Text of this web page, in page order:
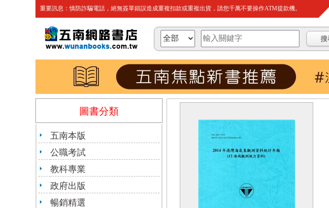
重要訊息：慎防詐騙電話，絕無簽單錯誤造成重複扣款或重複出貨，請您千萬不要操作ATM提款機。
圖書分類
五南本版
公職考試
教科專業
政府出版
暢銷精選